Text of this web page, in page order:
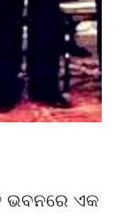
ଭବନରେ ଏକ